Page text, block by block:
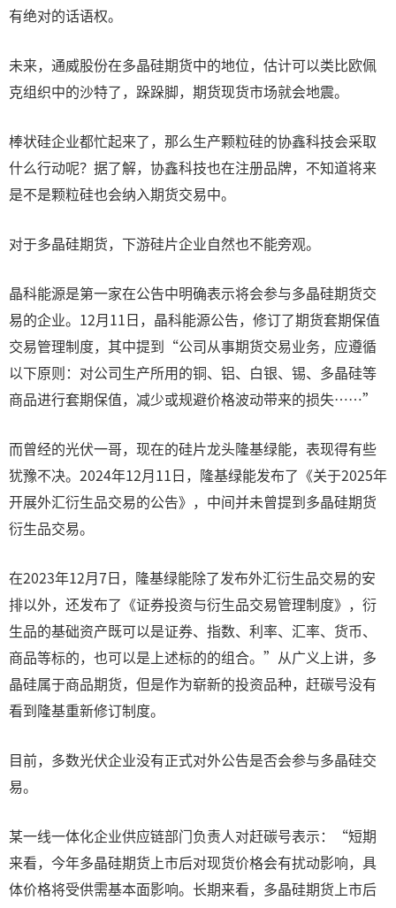
有绝对的话语权。
未来，通威股份在多晶硅期货中的地位，估计可以类比欧佩
克组织中的沙特了，跺跺脚，期货现货市场就会地震。
棒状硅企业都忙起来了，那么生产颗粒硅的协鑫科技会采取
什么行动呢？据了解，协鑫科技也在注册品牌，不知道将来
是不是颗粒硅也会纳入期货交易中。
对于多晶硅期货，下游硅片企业自然也不能旁观。
晶科能源是第一家在公告中明确表示将会参与多晶硅期货交
易的企业。12月11日，晶科能源公告，修订了期货套期保值
交易管理制度，其中提到“公司从事期货交易业务，应遵循
以下原则：对公司生产所用的铜、铝、白银、锡、多晶硅等
商品进行套期保值，减少或规避价格波动带来的损失……”
而曾经的光伏一哥，现在的硅片龙头隆基绿能，表现得有些
犹豫不决。2024年12月11日，隆基绿能发布了《关于2025年
开展外汇衍生品交易的公告》，中间并未曾提到多晶硅期货
衍生品交易。
在2023年12月7日，隆基绿能除了发布外汇衍生品交易的安
排以外，还发布了《证券投资与衍生品交易管理制度》，衍
生品的基础资产既可以是证券、指数、利率、汇率、货币、
商品等标的，也可以是上述标的的组合。”从广义上讲，多
晶硅属于商品期货，但是作为崭新的投资品种，赶碳号没有
看到隆基重新修订制度。
目前，多数光伏企业没有正式对外公告是否会参与多晶硅交
易。
某一线一体化企业供应链部门负责人对赶碳号表示：“短期
来看，今年多晶硅期货上市后对现货价格会有扰动影响，具
体价格将受供需基本面影响。长期来看，多晶硅期货上市后